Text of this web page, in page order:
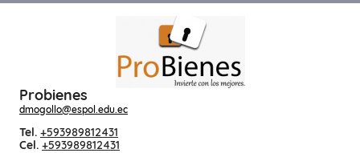
Probienes
dmogollo@espol.edu.ec
Tel. +593989812431
Cel. +593989812431